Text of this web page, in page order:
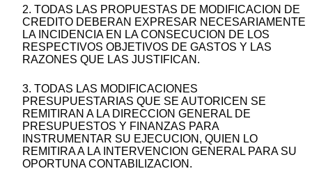
2. TODAS LAS PROPUESTAS DE MODIFICACION DE
CREDITO DEBERAN EXPRESAR NECESARIAMENTE
LA INCIDENCIA EN LA CONSECUCION DE LOS
RESPECTIVOS OBJETIVOS DE GASTOS Y LAS
RAZONES QUE LAS JUSTIFICAN.
3. TODAS LAS MODIFICACIONES
PRESUPUESTARIAS QUE SE AUTORICEN SE
REMITIRAN A LA DIRECCION GENERAL DE
PRESUPUESTOS Y FINANZAS PARA
INSTRUMENTAR SU EJECUCION, QUIEN LO
REMITIRA A LA INTERVENCION GENERAL PARA SU
OPORTUNA CONTABILIZACION.